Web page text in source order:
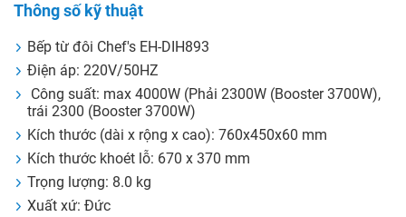
Thông số kỹ thuật
Bếp từ đôi Chef's EH-DIH893
Điện áp: 220V/50HZ
Công suất: max 4000W (Phải 2300W (Booster3700W),
trái 2300 (Booster3700W)
Kích thước (dài x rộng x cao): 760x450x60 mm
Kích thước khoét lỗ: 670 x 370 mm
Trọng lượng: 8.0 kg
Xuất xứ: Đức